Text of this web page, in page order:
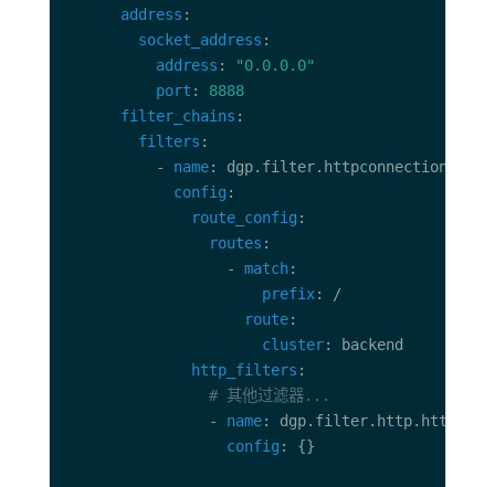
address
socket_address
address :
"0.0.0.0"
port : 8888
filter_chains
filters
          -
name
config
route_config
routes
                  -
match
prefix
route
cluster
http_filters
# 其他过滤器...
                -
name
config